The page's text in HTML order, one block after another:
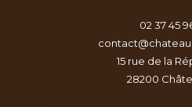
02 37 45
15 rue de la
28200